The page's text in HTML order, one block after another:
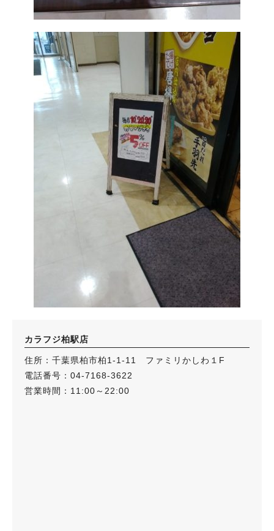
カラフジ柏駅店
住所：千葉県柏市柏1-1-11 ファミリかしわ１F
電話番号：04-7168-3622
営業時間：11:00～22:00